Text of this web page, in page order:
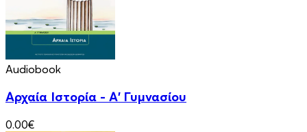
Audiobook
Αρχαία Ιστορία - Α' Γυμνασίου
0.00€